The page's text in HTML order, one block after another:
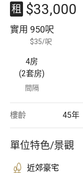
豪宅分行
租 $33,000
實用 950呎
$35/呎
4房
(2套房)
間隔
樓齡 45年
單位特色/景觀
近郊豪宅